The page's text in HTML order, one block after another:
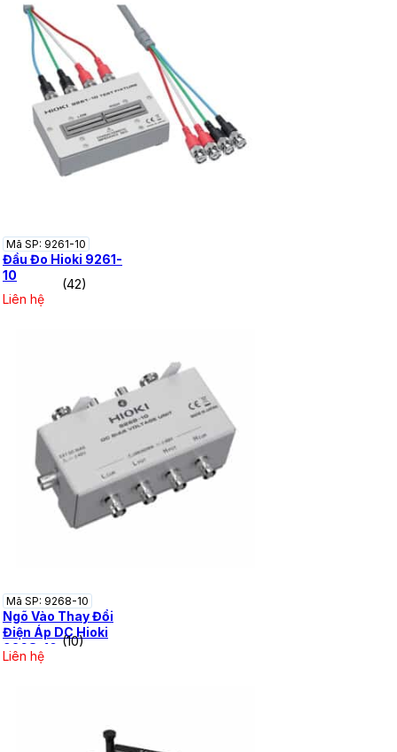
Mã SP: 9261-10
Đầu Đo Hioki 9261-
10
(42)
Liên hệ
Mã SP: 9268-10
Ngõ Vào Thay Đổi
Điện Áp DC Hioki
9268-10 (10)
Liên hệ